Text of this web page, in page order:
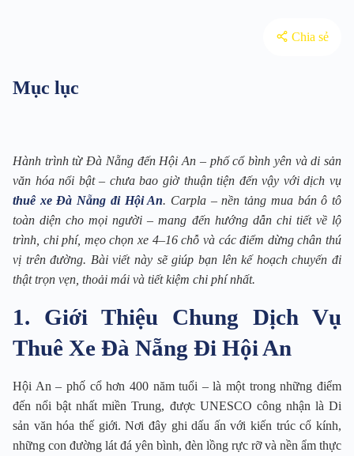
Chia sẻ
Hành trình từ Đà Nẵng đến Hội An – phố cổ bình yên và di sản
văn hóa nổi bật – chưa bao giờ thuận tiện đến vậy với dịch vụ
thuê xe Đà Nẵng đi Hội An. Carpla – nền tảng mua bán ô tô
toàn diện cho mọi người – mang đến hướng dẫn chi tiết về lộ
trình, chi phí, mẹo chọn xe 4–16 chỗ và các điểm dừng chân thú
vị trên đường. Bài viết này sẽ giúp bạn lên kế hoạch chuyến đi
thật trọn vẹn, thoải mái và tiết kiệm chi phí nhất.
1. Giới Thiệu Chung Dịch Vụ
Thuê Xe Đà Nẵng Đi Hội An
Hội An – phố cổ hơn 400 năm tuổi – là một trong những điểm
đến nổi bật nhất miền Trung, được UNESCO công nhận là Di
sản văn hóa thế giới. Nơi đây ghi dấu ấn với kiến trúc cổ kính,
những con đường lát đá yên bình, đèn lồng rực rỡ và nền ẩm thực
Mục lục